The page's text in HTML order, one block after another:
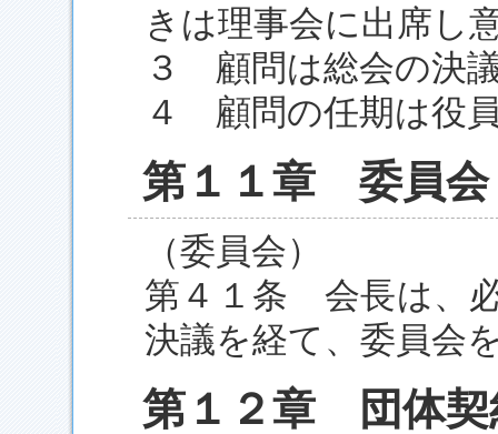
きは理事会に出席し
３ 顧問は総会の決
４ 顧問の任期は役
第１１章 委員会
（委員会）
第４１条 会長は、
決議を経て、委員会
第１２章 団体契